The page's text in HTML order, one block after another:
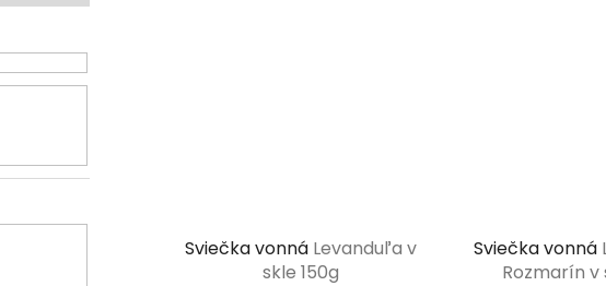
Sviečka vonná Levanduľa v
skle 150g
Sviečka vonná
Rozmarín v